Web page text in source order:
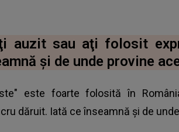
auzit sau aţi folosit
şi de unde provine
este foarte folosită în
dăruit. Iată ce înseamnă şi de